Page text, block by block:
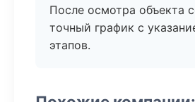
После осмотра объекта
точный график с
этапов.